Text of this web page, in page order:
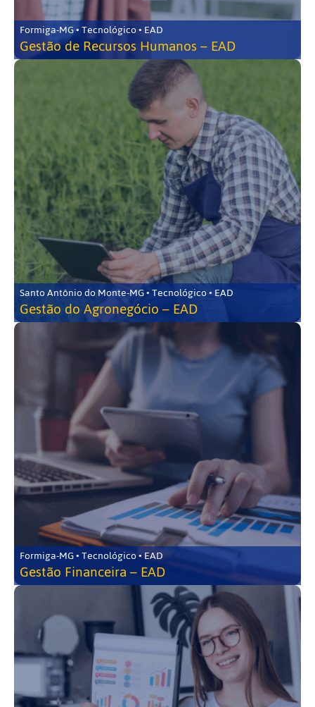
Formiga-MG • Tecnológico • EAD
Gestão de Recursos Humanos – EAD
Santo Antônio do Monte-MG • Tecnológico • EAD
Gestão do Agronegócio – EAD
Formiga-MG • Tecnológico • EAD
Gestão Financeira – EAD